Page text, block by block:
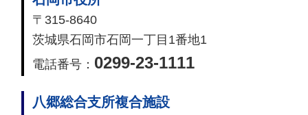
〒315-8640
茨城県石岡市石岡一丁目1番地1
電話番号： 0299-23-1111
八郷総合支所複合施設